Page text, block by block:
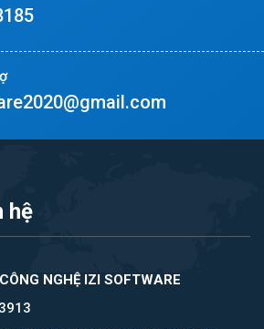
hệ
NGHỆ IZI SOFTWARE